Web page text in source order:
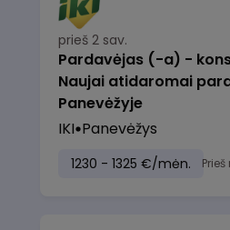
prieš 2 sav.
Pardavėjas (-a) -
Naujai atidaromai
Panevėžyje
IKI Panevėžys
1230 - 1325 €/mėn.